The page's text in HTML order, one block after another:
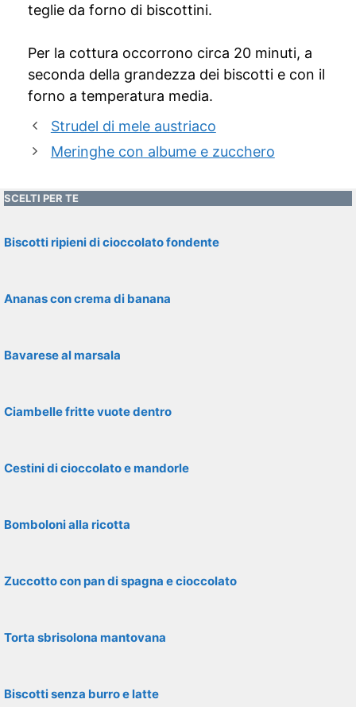
teglie da forno di biscottini.
Per la cottura occorrono circa 20 minuti, a
seconda della grandezza dei biscotti e con il
forno a temperatura media.
Strudel di mele austriaco
Meringhe con albume e zucchero
SCELTI PER TE
Biscotti ripieni di cioccolato fondente
Ananas con crema di banana
Bavarese al marsala
Ciambelle fritte vuote dentro
Cestini di cioccolato e mandorle
Bomboloni alla ricotta
Zuccotto con pan di spagna e cioccolato
Torta sbrisolona mantovana
Biscotti senza burro e latte